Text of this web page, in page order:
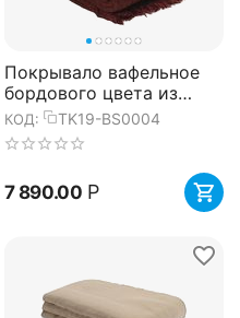
Покрывало вафельное
бордового цвета из
коллекции Essential,
230х250 см, Tkano
КОД: TK19-BS0004
7 890.00 Р